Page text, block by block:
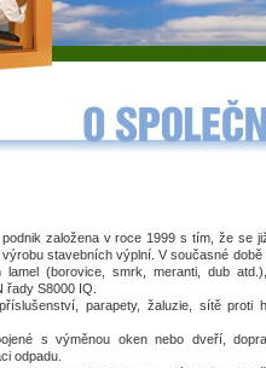
založena v roce 1999 s tím, že se
stavebních výplní. V současné
(borovice, smrk, meranti, dub
řady S8000 IQ.
parapety, žaluzie, sítě proti
s výměnou oken nebo dveří,
odpadu.